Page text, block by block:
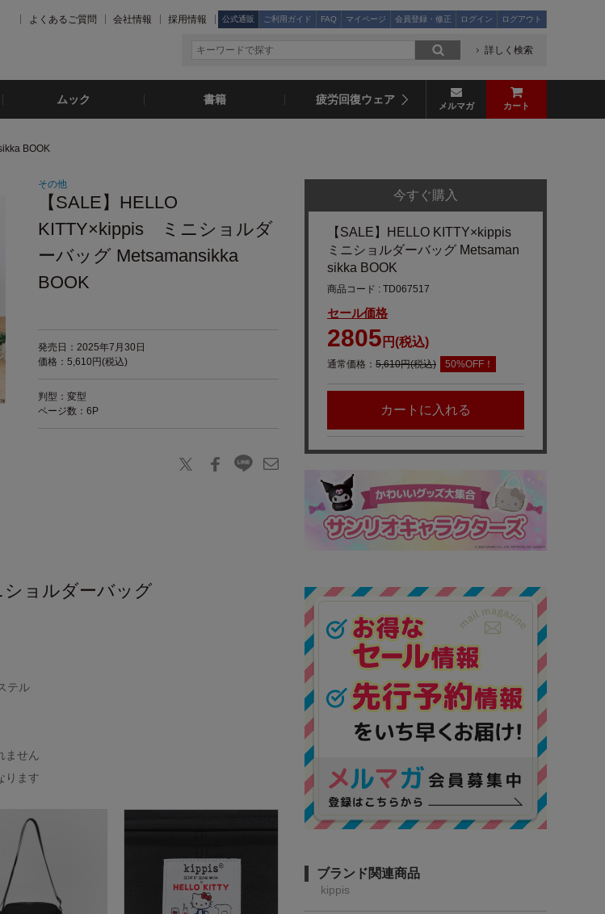
よくあるご質問 会社情報 採用情報 公式通販 ご利用ガイド FAQ マイページ 会員登録・修正 ログイン ログアウト
詳しく検索
ムック 書籍 疲労回復ウェア メルマガ カート
BOOK
その他
【SALE】HELLO
KITTY×kippis ミニショルダ
ーバッグ Metsamansikka
BOOK
発売日：2025年7月30日
価格：5,610円(税込)
判型：変型
ページ数：6P
ョルダーバッグ
テル
ません
ります
今すぐ購入
【SALE】HELLO KITTY×kippis
ミニショルダーバッグ Metsaman
sikka BOOK
商品コード : TD067517
セール価格
2805 円(税込)
通常価格： 5,610円(税込) 50%OFF！
カートに入れる
ブランド関連商品
kippis